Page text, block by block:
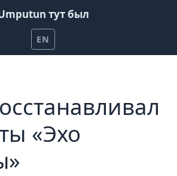
тут был
Домой
Подкаст Радио-Т
на YouTube
Umputun
EN
«Эхо